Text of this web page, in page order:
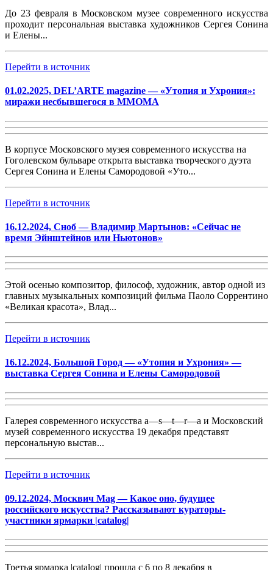
До 23 февраля в Московском музее современного искусства
проходит персональная выставка художников Сергея Сонина
и Елены...
Перейти в источник
01.02.2025, DEL’ARTE magazine — «Утопия и Ухрония»:
миражи несбывшегося в MMOMA
В корпусе Московского музея современного искусства на
Гоголевском бульваре открыта выставка творческого дуэта
Сергея Сонина и Елены Самородовой «Уто...
Перейти в источник
16.12.2024, Сноб — Владимир Мартынов: «Сейчас не
время Эйнштейнов или Ньютонов»
Этой осенью композитор, философ, художник, автор одной из
главных музыкальных композиций фильма Паоло Соррентино
«Великая красота», Влад...
Перейти в источник
16.12.2024, Большой Город — «Утопия и Ухрония» —
выставка Сергея Сонина и Елены Самородовой
Галерея современного искусства a—s—t—r—a и Московский
музей современного искусства 19 декабря представят
персональную выстав...
Перейти в источник
09.12.2024, Москвич Mag — Какое оно, будущее
российского искусства? Рассказывают кураторы-
участники ярмарки |catalog|
Третья ярмарка |catalog| прошла с 6 по 8 декабря в